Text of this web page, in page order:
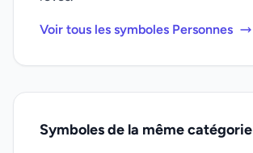
Voir tous les symboles Personnes
Symboles de la même catégorie